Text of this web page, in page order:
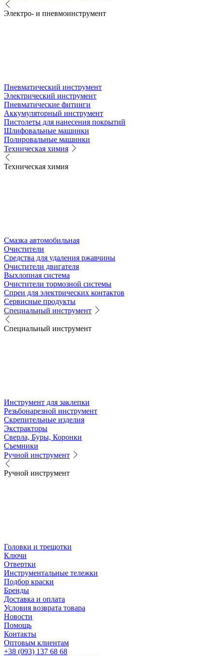
Электро- и пневмоинструмент
Пневматический инструмент
Электрический инструмент
Пневматические фитинги
Аккумуляторный инструмент
Пистолеты для нанесения покрытий
Шлифовальные машинки
Полировальные машинки
Техническая химия
Техническая химия
Смазка автомобильная
Очистители
Средства для удаления ржавчины
Очистители двигателя
Выхлопная система
Очистители тормозной системы
Спреи для электрических контактов
Сервисные продукты
Специальный инструмент
Специальный инструмент
Инструмент для заклепки
Резьбонарезной инструмент
Скрепительные изделия
Экстракторы
Сверла, Буры, Коронки
Съемники
Ручной инструмент
Ручной инструмент
Головки и трещотки
Ключи
Отвертки
Инструментальные тележки
Подбор краски
Бренды
Доставка и оплата
Условия возврата товара
Новости
Помощь
Контакты
Оптовым клиентам
+38 (093) 137 68 68